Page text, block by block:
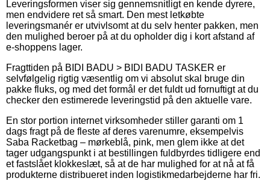
Leveringsformen viser sig gennemsnitligt en kende dyrere,
men endvidere ret så smart. Den mest letkøbte
leveringsmanér er utvivlsomt at du selv henter pakken, men
den mulighed beroer på at du opholder dig i kort afstand af
e-shoppens lager.
Fragttiden på BIDI BADU > BIDI BADU TASKER er
selvfølgelig rigtig væsentlig om vi absolut skal bruge din
pakke fluks, og med det formål er det fuldt ud fornuftigt at du
checker den estimerede leveringstid på den aktuelle vare.
En stor portion internet virksomheder stiller garanti om 1
dags fragt på de fleste af deres varenumre, eksempelvis
Saba Racketbag – mørkeblå, pink, men glem ikke at det
tager udgangspunkt i at bestillingen fuldbyrdes tidligere end
et fastslået klokkeslæt, så at de har mulighed for at nå at få
produkterne distribueret inden logistikmedarbejderne har fri.